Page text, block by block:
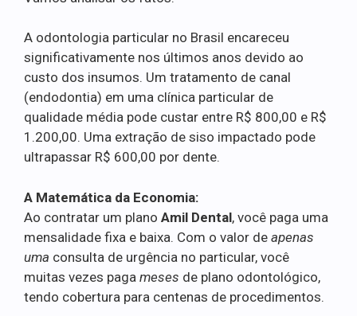
A odontologia particular no Brasil encareceu
significativamente nos últimos anos devido ao
custo dos insumos. Um tratamento de canal
(endodontia) em uma clínica particular de
qualidade média pode custar entre R$ 800,00 e R$
1.200,00. Uma extração de siso impactado pode
ultrapassar R$ 600,00 por dente.
A Matemática da Economia:
Ao contratar um plano Amil Dental, você paga uma
mensalidade fixa e baixa. Com o valor de apenas
uma consulta de urgência no particular, você
muitas vezes paga meses de plano odontológico,
tendo cobertura para centenas de procedimentos.